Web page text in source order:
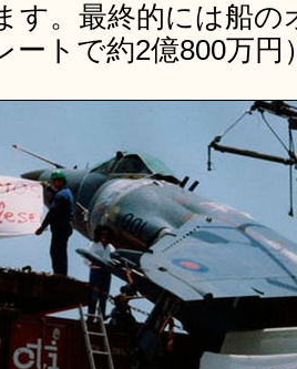
す。最終的には船の
ートで約2億800万